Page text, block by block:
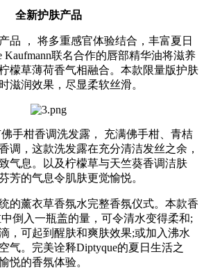
全新护肤产品
品 ， 将多重感官体验结合，丰富夏日
Kaufmann联名合作的唇部精华油将滋养
檬草薄荷香气相融合。本款限量版护肤
滋润效果，尽显柔软丝滑。
手柑香调洗发露， 充满佛手柑、青桔
调，这款洗发露在充分清洁发丝之余，
气息。以及柠檬草与天竺葵香调洁肤
芳的气息令肌肤更觉愉悦。
的薰衣草香氛水完整香氛仪式。本款香
倒入一瓶盖的量，可令清水变得柔和;
，可起到醒肤和爽肤效果;或加入沸水
气。完美诠释Diptyque的夏日生活之
悦的香氛体验。